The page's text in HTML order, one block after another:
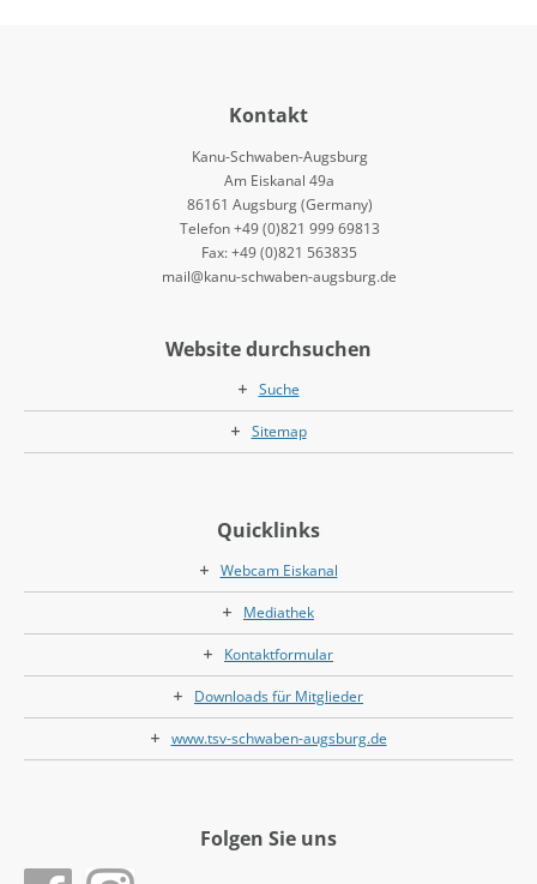
Kontakt
Kanu-Schwaben-Augsburg
Am Eiskanal 49a
86161 Augsburg (Germany)
Telefon +49 (0)821 999 69813
Fax: +49 (0)821 563835
mail@kanu-schwaben-augsburg.de
Website durchsuchen
Suche
Sitemap
Quicklinks
Webcam Eiskanal
Mediathek
Kontaktformular
Downloads für Mitglieder
www.tsv-schwaben-augsburg.de
Folgen Sie uns